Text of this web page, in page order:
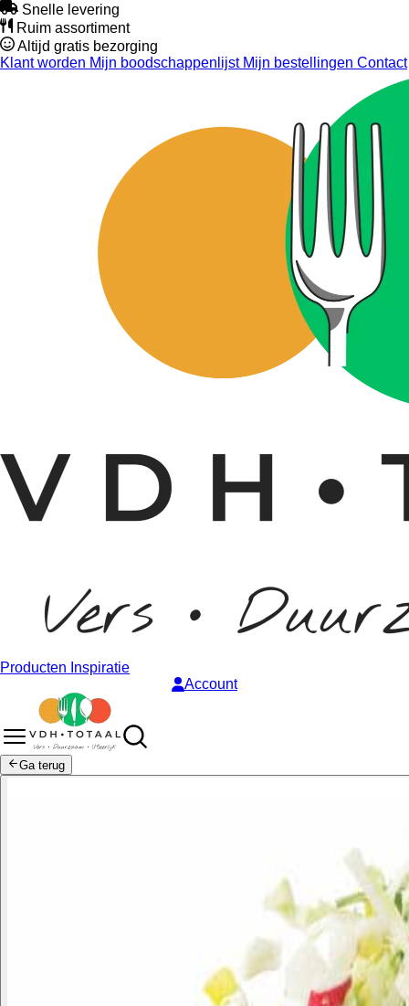
Snelle levering
Ruim assortiment
Altijd gratis bezorging
Klant worden Mijn boodschappenlijstMijn bestellingen Contact
Producten Inspiratie
Account
Ga terug